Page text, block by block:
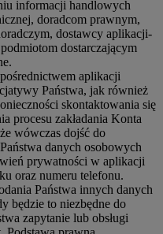
informacji handlowych
doradcom prawnym,
dostawcy aplikacji-
dostarczającym
aplikacji
Państwa, jak również
skontaktowania się
procesu zakładania Konta
wówczas dojść do
danych osobowych
prywatności w aplikacji
oraz numeru telefonu.
Państwa innych danych
będzie to niezbędne do
zapytanie lub obsługi